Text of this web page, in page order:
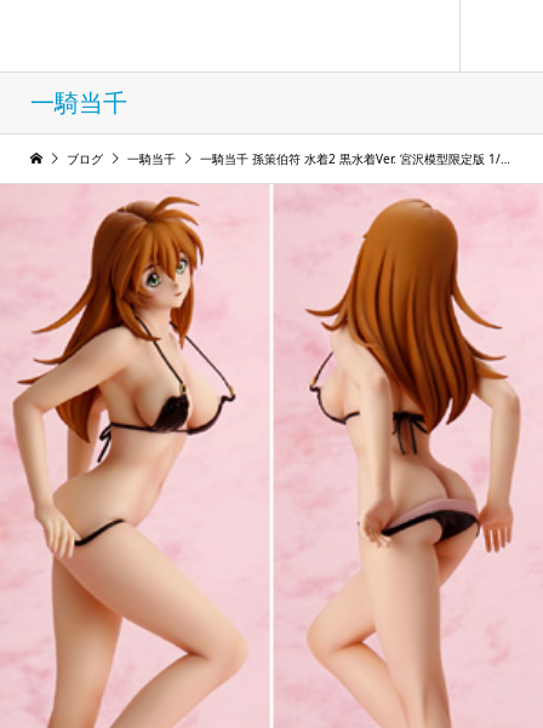
一騎当千
ブログ 一騎当千 一騎当千 孫策伯符 水着2 黒水着Ver. 宮沢模型限定版 1/6 完成品フィギュア